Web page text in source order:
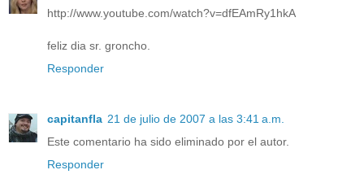
http://www.youtube.com/watch?v=dfEAmRy1hkA
feliz dia sr. groncho.
Responder
capitanfla 21 de julio de 2007 a las 3:41 a.m.
Este comentario ha sido eliminado por el autor.
Responder